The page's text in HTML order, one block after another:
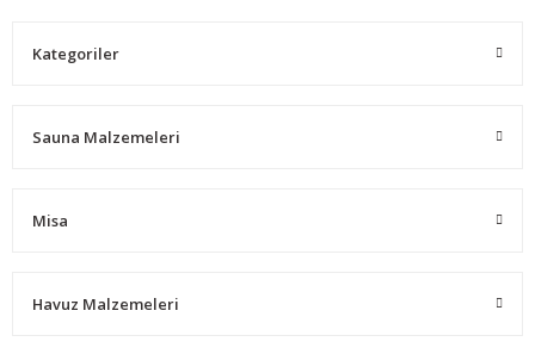
Kategoriler
Sauna Malzemeleri
Misa
Havuz Malzemeleri